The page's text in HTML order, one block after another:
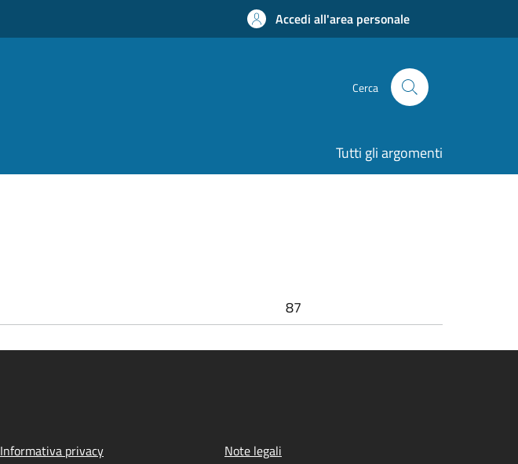
Accedi all'area personale
Cerca
Tutti gli argomenti
87
Informativa privacy
Note legali